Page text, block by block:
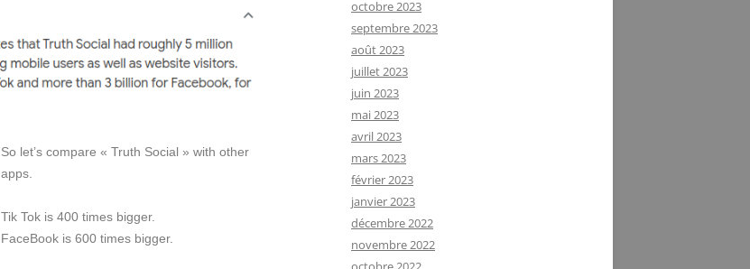
So let’s compare « Truth Social » with other
apps.
Tik Tok is 400 times bigger.
FaceBook is 600 times bigger.
octobre 2023
septembre 2023
août 2023
juillet 2023
juin 2023
mai 2023
avril 2023
mars 2023
février 2023
janvier 2023
décembre 2022
novembre 2022